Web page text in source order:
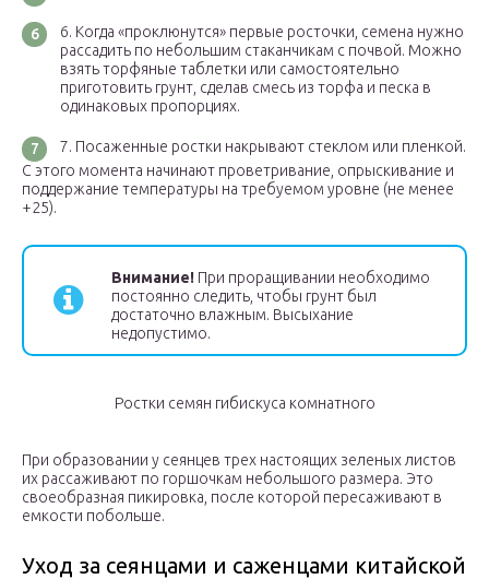
Когда «проклюнутся» первые росточки, семена нужно
рассадить по небольшим стаканчикам с почвой. Можно
взять торфяные таблетки или самостоятельно
приготовить грунт, сделав смесь из торфа и песка в
одинаковых пропорциях.
Посаженные ростки накрывают стеклом или пленкой.
С этого момента начинают проветривание, опрыскивание и
поддержание температуры на требуемом уровне (не менее
+25).
Внимание! При проращивании необходимо
постоянно следить, чтобы грунт был
достаточно влажным. Высыхание
недопустимо.
Ростки семян гибискуса комнатного
При образовании у сеянцев трех настоящих зеленых листов
их рассаживают по горшочкам небольшого размера. Это
своеобразная пикировка, после которой пересаживают в
емкости побольше.
Уход за сеянцами и саженцами китайской